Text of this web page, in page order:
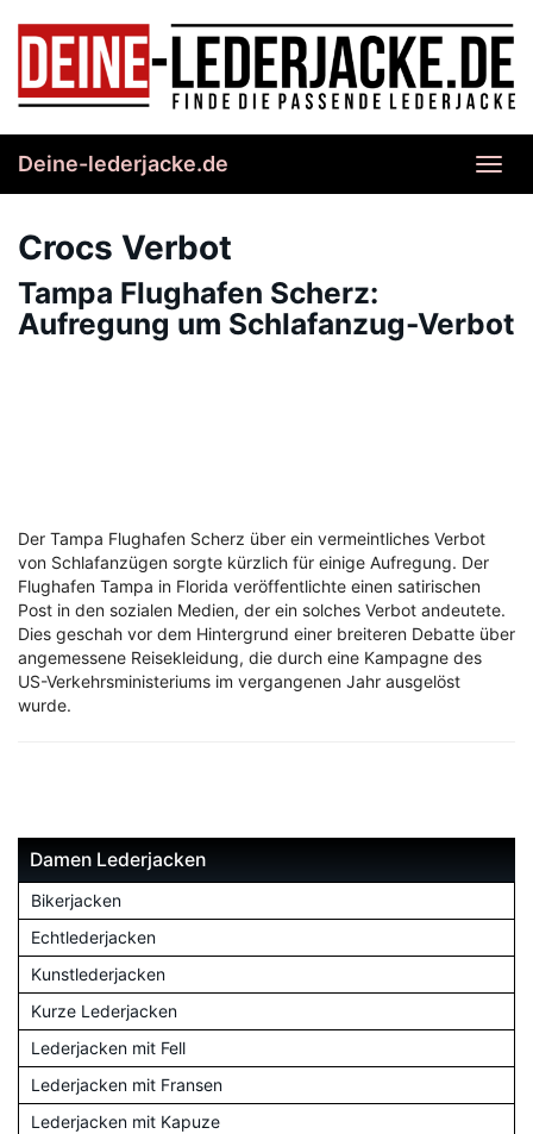
content
Deine-lederjacke.de
Crocs Verbot
Tampa Flughafen Scherz:
Aufregung um Schlafanzug-Verbot
Der Tampa Flughafen Scherz über ein vermeintliches Verbot
von Schlafanzügen sorgte kürzlich für einige Aufregung. Der
Flughafen Tampa in Florida veröffentlichte einen satirischen
Post in den sozialen Medien, der ein solches Verbot andeutete.
Dies geschah vor dem Hintergrund einer breiteren Debatte über
angemessene Reisekleidung, die durch eine Kampagne des
US-Verkehrsministeriums im vergangenen Jahr ausgelöst
wurde.
Damen Lederjacken
Bikerjacken
Echtlederjacken
Kunstlederjacken
Kurze Lederjacken
Lederjacken mit Fell
Lederjacken mit Fransen
Lederjacken mit Kapuze